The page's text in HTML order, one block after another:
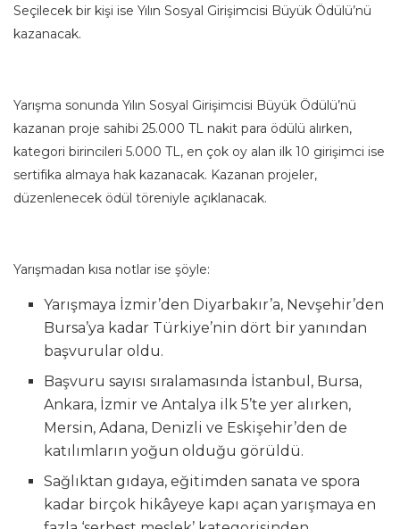
Seçilecek bir kişi ise Yılın Sosyal Girişimcisi Büyük Ödülü’nü
kazanacak.
Yarışma sonunda Yılın Sosyal Girişimcisi Büyük Ödülü’nü
kazanan proje sahibi 25.000 TL nakit para ödülü alırken,
kategori birincileri 5.000 TL, en çok oy alan ilk 10 girişimci ise
sertifika almaya hak kazanacak. Kazanan projeler,
düzenlenecek ödül töreniyle açıklanacak.
Yarışmadan kısa notlar ise şöyle:
Yarışmaya İzmir’den Diyarbakır’a, Nevşehir’den
Bursa’ya kadar Türkiye’nin dört bir yanından
başvurular oldu.
Başvuru sayısı sıralamasında İstanbul, Bursa,
Ankara, İzmir ve Antalya ilk 5’te yer alırken,
Mersin, Adana, Denizli ve Eskişehir’den de
katılımların yoğun olduğu görüldü.
Sağlıktan gıdaya, eğitimden sanata ve spora
kadar birçok hikâyeye kapı açan yarışmaya en